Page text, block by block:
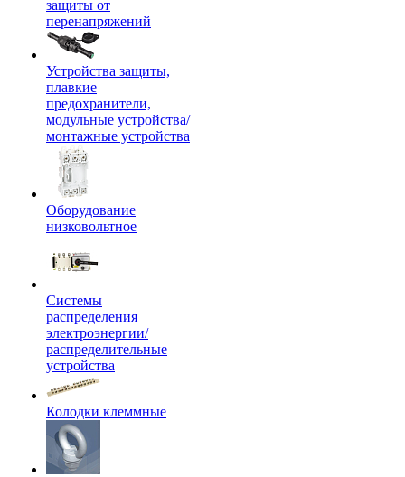
защиты от
перенапряжений
Устройства защиты,
плавкие
предохранители,
модульные устройства/
монтажные устройства
Оборудование
низковольтное
Системы
распределения
электроэнергии/
распределительные
устройства
Колодки клеммные